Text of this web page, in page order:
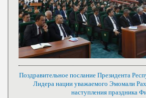
Поздравительное послание Президента
Лидера нации уважаемого Эмомали
наступления праздника